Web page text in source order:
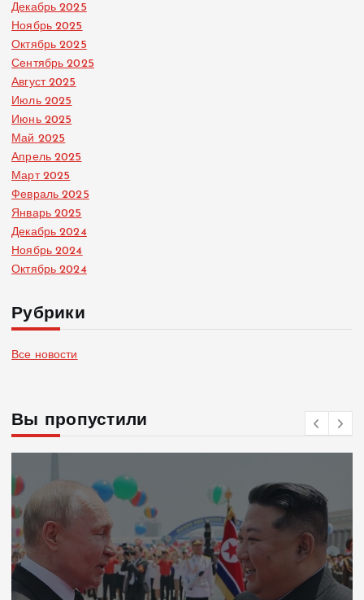
Декабрь 2025
Ноябрь 2025
Октябрь 2025
Сентябрь 2025
Август 2025
Июль 2025
Июнь 2025
Май 2025
Апрель 2025
Март 2025
Февраль 2025
Январь 2025
Декабрь 2024
Ноябрь 2024
Октябрь 2024
Рубрики
Все новости
Вы пропустили